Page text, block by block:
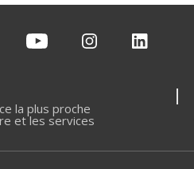
la plus proche
et les services